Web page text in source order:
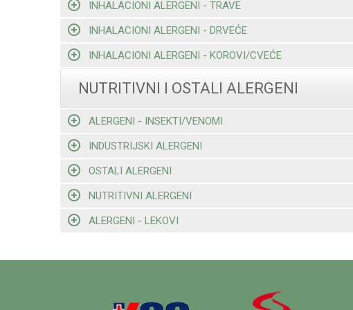
INHALACIONI ALERGENI - TRAVE
INHALACIONI ALERGENI - DRVEĆE
INHALACIONI ALERGENI - KOROVI/CVEĆE
NUTRITIVNI I OSTALI ALERGENI
ALERGENI - INSEKTI/VENOMI
INDUSTRIJSKI ALERGENI
OSTALI ALERGENI
NUTRITIVNI ALERGENI
ALERGENI - LEKOVI